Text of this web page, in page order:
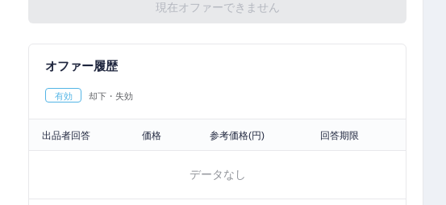
現在オファーできません
オファー履歴
有効 却下・失効
出品者回答 価格 参考価格(円) 回答期限
データなし